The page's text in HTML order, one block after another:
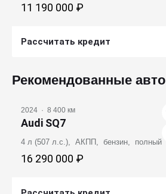
11 190 000 ₽
Рассчитать кредит
Рекомендованные авто
2024 · 8 400 км
Audi SQ7
4 л (507 л.с.), АКПП, бензин, полный
16 290 000 ₽